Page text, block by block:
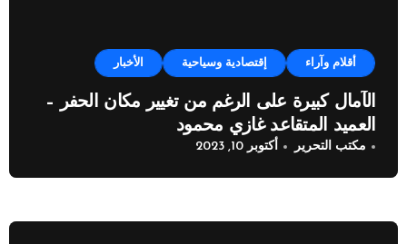
أقلام وآراء إقتصادية وسياحية الأخبار
الآمال كبيرة على الرغم من تغيير مكان الحفر –
العميد المتقاعد غازي محمود
مكتب التحرير أكتوبر 10, 2023